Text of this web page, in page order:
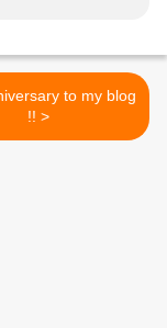
to my blog
!! >